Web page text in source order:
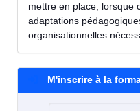
mettre en place, lorsque
adaptations
organisationnelles
M'inscrire à la